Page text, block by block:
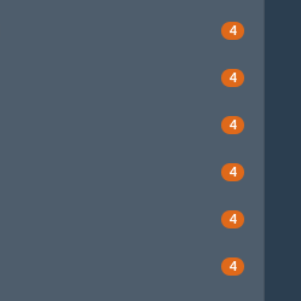
4
4
4
4
4
4